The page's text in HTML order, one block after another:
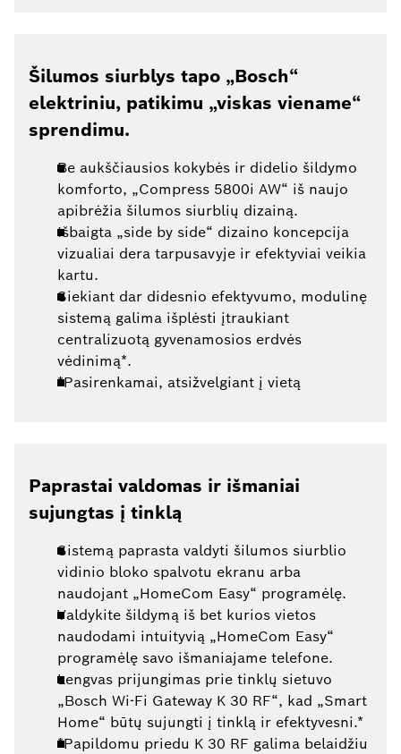
Šilumos siurblys tapo „Bosch“
elektriniu, patikimu „viskas viename“
sprendimu.
Be aukščiausios kokybės ir didelio šildymo
komforto, „Compress 5800i AW“ iš naujo
apibrėžia šilumos siurblių dizainą.
Išbaigta „side by side“ dizaino koncepcija
vizualiai dera tarpusavyje ir efektyviai veikia
kartu.
Siekiant dar didesnio efektyvumo, modulinę
sistemą galima išplėsti įtraukiant
centralizuotą gyvenamosios erdvės
vėdinimą*.
*Pasirenkamai, atsižvelgiant į vietą
Paprastai valdomas ir išmaniai
sujungtas į tinklą
Sistemą paprasta valdyti šilumos siurblio
vidinio bloko spalvotu ekranu arba
naudojant „HomeCom Easy“ programėlę.
Valdykite šildymą iš bet kurios vietos
naudodami intuityvią „HomeCom Easy“
programėlę savo išmaniajame telefone.
Lengvas prijungimas prie tinklų sietuvo
„Bosch Wi-Fi Gateway K 30 RF“, kad „Smart
Home“ būtų sujungti į tinklą ir efektyvesni.*
*Papildomu priedu K 30 RF galima belaidžiu